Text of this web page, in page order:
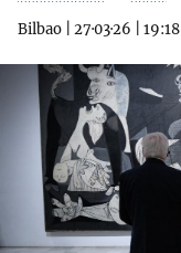
Bilbao 27·03·26 19:18